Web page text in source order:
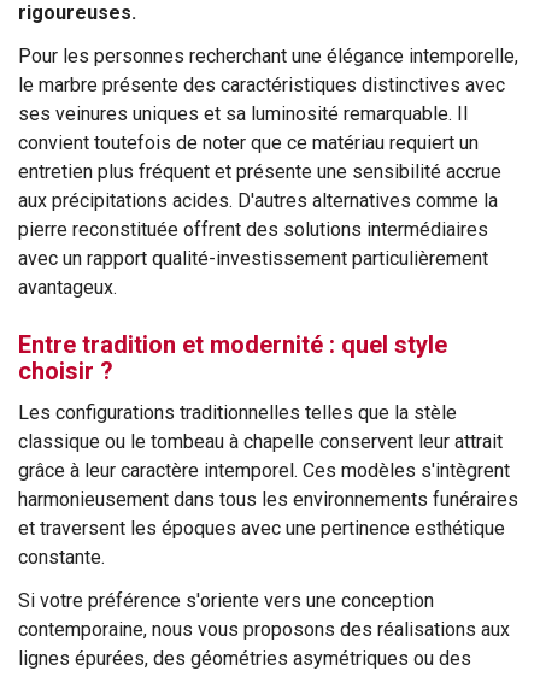
rigoureuses.
Pour les personnes recherchant une élégance intemporelle,
le marbre présente des caractéristiques distinctives avec
ses veinures uniques et sa luminosité remarquable. Il
convient toutefois de noter que ce matériau requiert un
entretien plus fréquent et présente une sensibilité accrue
aux précipitations acides. D'autres alternatives comme la
pierre reconstituée offrent des solutions intermédiaires
avec un rapport qualité-investissement particulièrement
avantageux.
Entre tradition et modernité : quel style
choisir ?
Les configurations traditionnelles telles que la stèle
classique ou le tombeau à chapelle conservent leur attrait
grâce à leur caractère intemporel. Ces modèles s'intègrent
harmonieusement dans tous les environnements funéraires
et traversent les époques avec une pertinence esthétique
constante.
Si votre préférence s'oriente vers une conception
contemporaine, nous vous proposons des réalisations aux
lignes épurées, des géométries asymétriques ou des